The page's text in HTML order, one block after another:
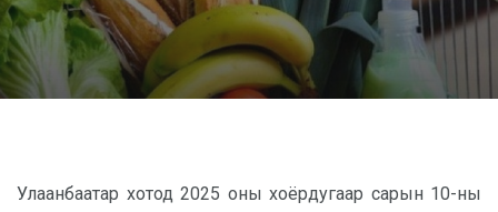
Улаанбаатар хотод 2025 оны хоёрдугаар сарын 10-ны